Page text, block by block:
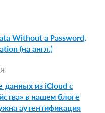
Without a Password,
(на англ.)
данных из iCloud с
в нашем блоге
аутентификация